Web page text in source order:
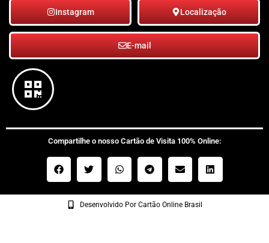
Instagram Localização
E-mail
Compartilhe o nosso Cartão de Visita 100% Online:
Desenvolvido Por Cartão Online Brasil